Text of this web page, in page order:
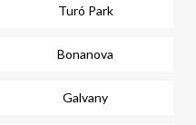
Turó Park
Bonanova
Galvany